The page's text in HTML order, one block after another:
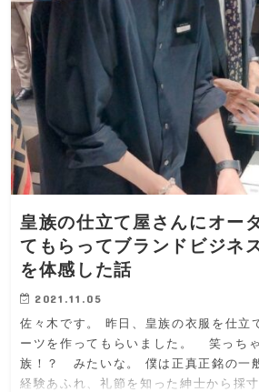
皇族の仕立て屋さんにオー
てもらってブランドビジネ
を体感した話
2021.11.05
佐々木です。 昨日、皇族の衣服を仕立
ーツを作ってもらいました。 笑っち
族！？ みたいな。 僕は正真正銘の一
経験あふれ、礼節を知った紳士から採